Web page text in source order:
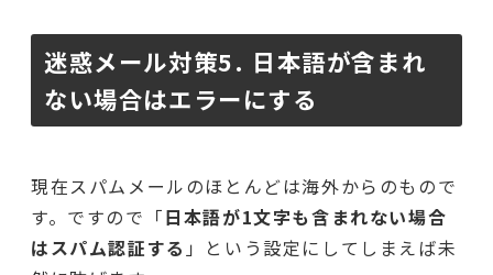
迷惑メール対策5. 日本語が含まれ
ない場合はエラーにする
現在スパムメールのほとんどは海外からのもので
す。ですので「日本語が1文字も含まれない場合
はスパム認証する 」という設定にしてしまえば未